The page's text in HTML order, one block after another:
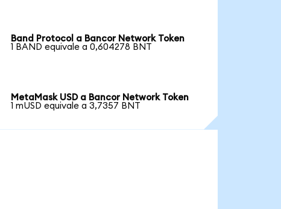
Band Protocol a Bancor Network Token
1 BAND equivale a 0,604278 BNT
MetaMask USD a Bancor Network Token
1 mUSD equivale a 3,7357 BNT